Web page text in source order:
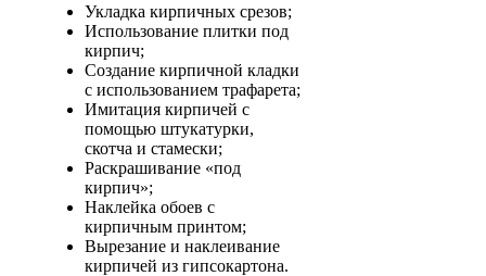
Укладка кирпичных срезов;
Использование плитки под
кирпич;
Создание кирпичной кладки
с использованием трафарета;
Имитация кирпичей с
помощью штукатурки,
скотча и стамески;
Раскрашивание «под
кирпич»;
Наклейка обоев с
кирпичным принтом;
Вырезание и наклеивание
кирпичей из гипсокартона.